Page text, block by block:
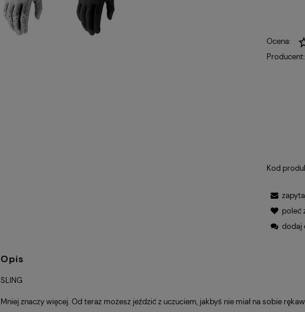
Ocena:
Producent:
Kod
poleć
dodaj
Opis
SLING
Mniej znaczy więcej. Od teraz możesz jeździć z uczuciem, jakbyś nie miał na sobie